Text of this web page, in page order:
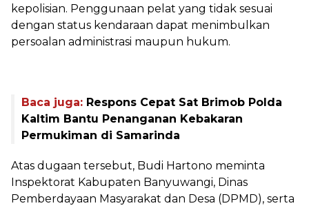
kepolisian. Penggunaan pelat yang tidak sesuai
dengan status kendaraan dapat menimbulkan
persoalan administrasi maupun hukum.
Baca juga: Respons Cepat Sat Brimob Polda
Kaltim Bantu Penanganan Kebakaran
Permukiman di Samarinda
‎Atas dugaan tersebut, Budi Hartono meminta
Inspektorat Kabupaten Banyuwangi, Dinas
Pemberdayaan Masyarakat dan Desa (DPMD), serta